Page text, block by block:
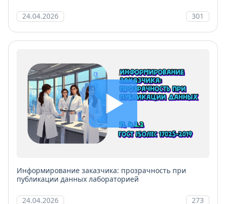
24.04.2026 301
Информирование заказчика: прозрачность при
публикации данных лабораторией
24.04.2026 273